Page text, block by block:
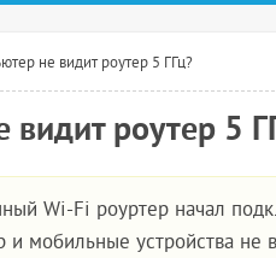
не видит роутер 5 ГГц?
роутер 5
Wi-Fi роуртер начал
мобильные устройства не